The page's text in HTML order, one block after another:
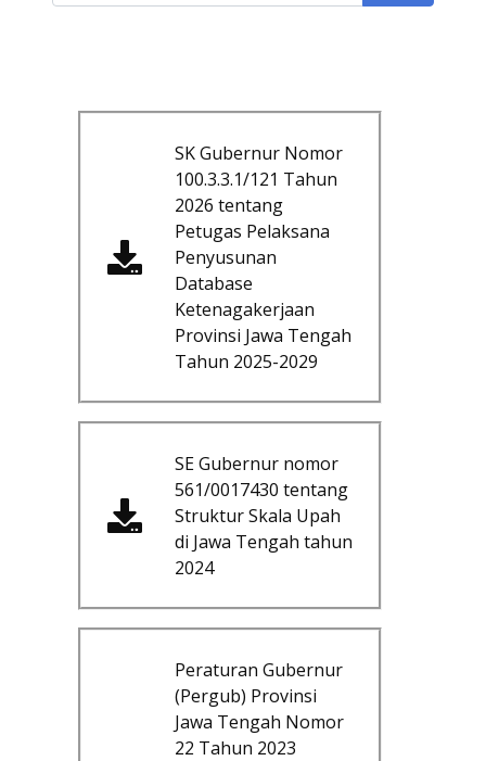
SK Gubernur Nomor
100.3.3.1/121 Tahun
2026 tentang
Petugas Pelaksana
Penyusunan
Database
Ketenagakerjaan
Provinsi Jawa Tengah
Tahun 2025-2029
SE Gubernur nomor
561/0017430 tentang
Struktur Skala Upah
di Jawa Tengah tahun
2024
Peraturan Gubernur
(Pergub) Provinsi
Jawa Tengah Nomor
22 Tahun 2023